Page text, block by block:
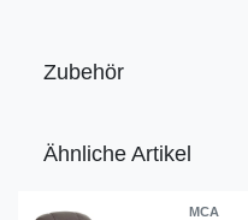
Zubehör
Ähnliche Artikel
MCA